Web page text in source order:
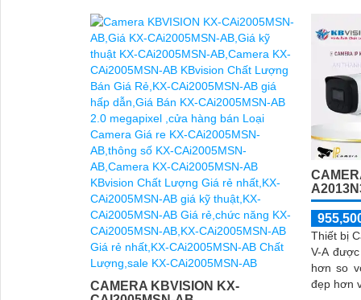
CAMERA KBVISION KX-
Thiết bị
V-A
hơn so
đẹp hơn